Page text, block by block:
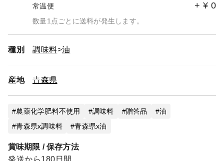
常温便 + ¥ 0
数量1点ごとに送料が発生します。
種別 調味料 油
産地 青森県
農薬化学肥料不使用 調味料 贈答品
油
青森県x調味料
青森県x油
賞味期限 / 保存方法
発送から180日間